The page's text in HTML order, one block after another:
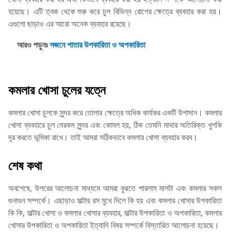
হয়েছে। এটি ত্বক থেকে শুরু করে চুল বিভিন্ন রোগের ক্ষেত্রে ব্যবহার করা হয়।
এগুলো ছাড়াও এর আরো অনেক ব্যবহার রয়েছে।
আরও পড়ুনঃসজনে পাতার উপকারিতা ও অপকারিতা
কমলার খোসা চুলের যত্নে
কমলার খোসা চুলকে সুন্দর করে তোলার ক্ষেত্রে অধিক কার্যকর একটি উপাদান। কমলার
খোসা ব্যবহারে চুল যেরকম সুন্দর এবং কোমল হয়, ঠিক তেমনি মাথার অতিরিক্ত খুশকি
দূর করতে ভূমিকা রাখে। তাই আমরা সঠিকভাবে কমলার খোসা ব্যবহার করব।
শেষ কথা
অবশেষে, উপরের আলোচনা মাধ্যমে আমরা বুঝতে পারলাম মালটা এবং কমলার সকল
গুনাগুন সম্পর্কে। এছাড়াও মাল্টার রস মুখে দিলে কি হয় এবং কমলার খোসার উপকারিতা
কি কি, মাল্টার খোসা ও কমলার খোসার ব্যবহার, মাল্টার উপকারিতা ও অপকারিতা, কমলার
খোসার উপকারিতা ও অপকারিতা ইত্যাদি বিষয় সম্পর্কে বিস্তারিত আলোচনা হয়েছে।